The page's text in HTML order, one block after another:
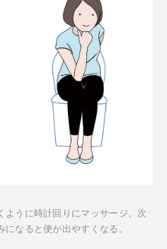
ように時計回りにマッサージ。次
なると便が出やすくなる。